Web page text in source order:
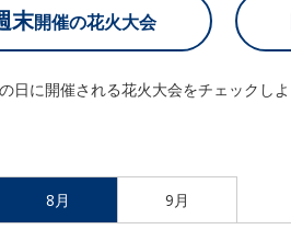
末開催の花火大会
日に開催される花火大会をチェックしよ
8月 9月